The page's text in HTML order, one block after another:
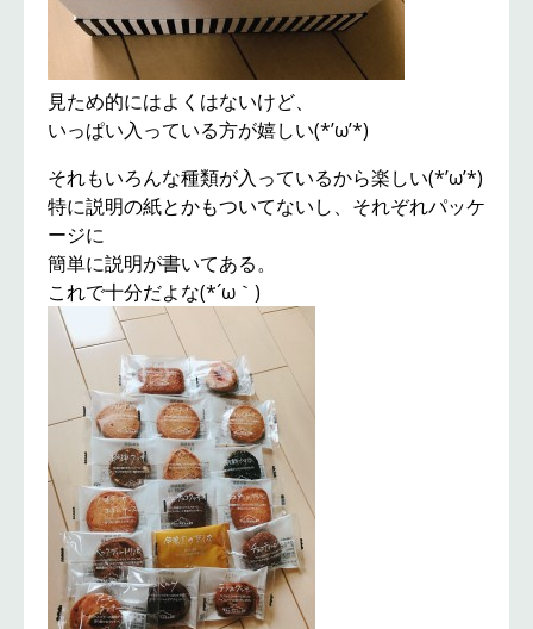
見ため的にはよくはないけど、
いっぱい入っている方が嬉しい(*’ω’*)
それもいろんな種類が入っているから楽しい(*’ω’*)
特に説明の紙とかもついてないし、それぞれパッケ
ージに
簡単に説明が書いてある。
これで十分だよな(*´ω｀)